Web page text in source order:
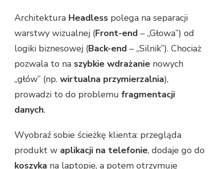
Architektura Headless polega na separacji
warstwy wizualnej (Front-end – „Głowa”) od
logiki biznesowej (Back-end – „Silnik”). Chociaż
pozwala to na szybkie wdrażanie nowych
„głów” (np. wirtualna przymierzalnia),
prowadzi to do problemu fragmentacji
danych.
Wyobraź sobie ścieżkę klienta: przegląda
produkt w aplikacji na telefonie, dodaje go do
koszyka na laptopie, a potem otrzymuje